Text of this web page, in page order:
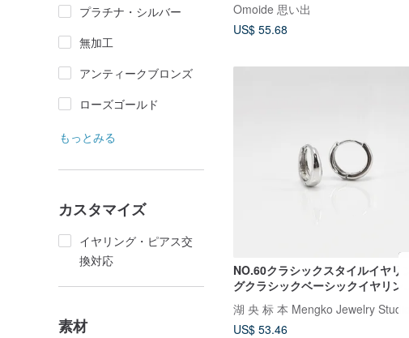
プラチナ・シルバー
無加工
アンティークブロンズ
ローズゴールド
もっとみる
カスタマイズ
イヤリング・ピアス交
換対応
素材
Omoide 思い出
US$ 55.68
NO.60クラシックスタイルイヤリン
グクラシックベーシックイヤリン
グ-925スターリングシルバー
湖 央 标 本 Mengko Jewelry Studio
US$ 53.46